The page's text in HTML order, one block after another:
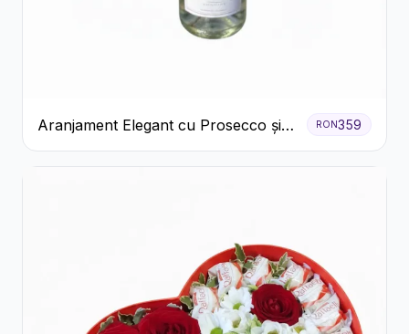
Aranjament Elegant cu Prosecco și
Flori Galbene.
RON359